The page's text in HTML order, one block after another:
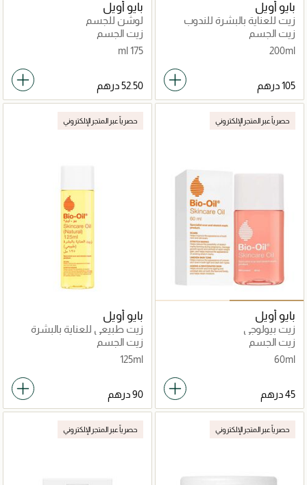
بايو أويل
زيت للعناية بالبشرة للندوب
وعلامات التمدد
زيت الجسم
200ml
بايو أويل
لوشن للجسم
زيت الجسم
175 ml
حصرياً عبر المتجر الإلكتروني
بايو أويل
زيت بيولوجي
زيت الجسم
60ml
حصرياً عبر المتجر الإلكتروني
بايو أويل
زيت طبيعي للعناية بالبشرة
للندوب وعلامات التمدد
زيت الجسم
125ml
حصرياً عبر المتجر الإلكتروني حصرياً عبر المتجر الإلكتروني